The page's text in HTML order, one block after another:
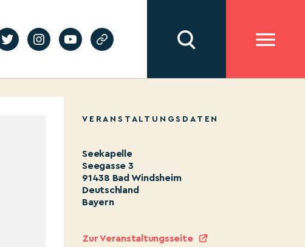
VERANSTALTUNGSDATEN
Seekapelle
Seegasse 3
91438 Bad Windsheim
Deutschland
Bayern
Zur Veranstaltungsseite